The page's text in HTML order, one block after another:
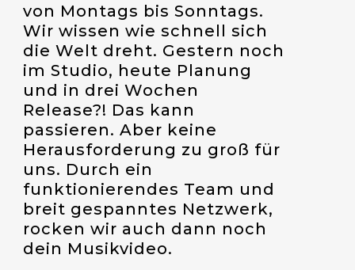
von Montags bis Sonntags.
Wir wissen wie schnell sich
die Welt dreht. Gestern noch
im Studio, heute Planung
und in drei Wochen
Release?! Das kann
passieren. Aber keine
Herausforderung zu groß für
uns. Durch ein
funktionierendes Team und
breit gespanntes Netzwerk,
rocken wir auch dann noch
dein Musikvideo.